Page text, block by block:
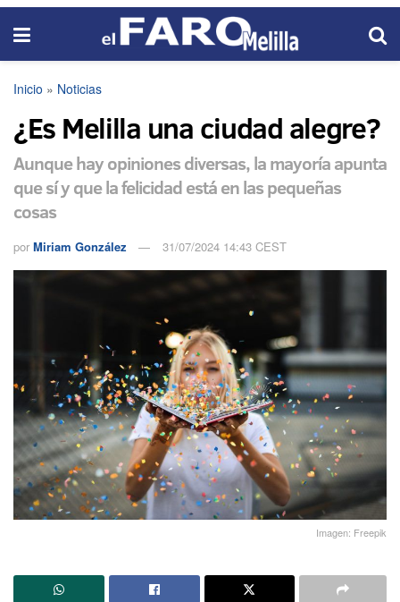
Inicio » Noticias
¿Es Melilla una ciudad alegre?
Aunque hay opiniones diversas, la mayoría apunta
que sí y que la felicidad está en las pequeñas
cosas
por Miriam González 31/07/2024 14:43 CEST
Imagen: Freepik